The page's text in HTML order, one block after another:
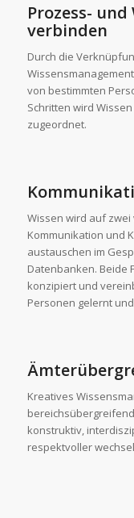
Prozess-
verbinden
Durch die
von bestimmten
Schritten wird
zugeordnet.
Wissen wird auf
Kommunikation und
austauschen im
Datenbanken. Beide
konzipiert und
Personen gelernt
Kreatives
konstruktiv,
respektvoller